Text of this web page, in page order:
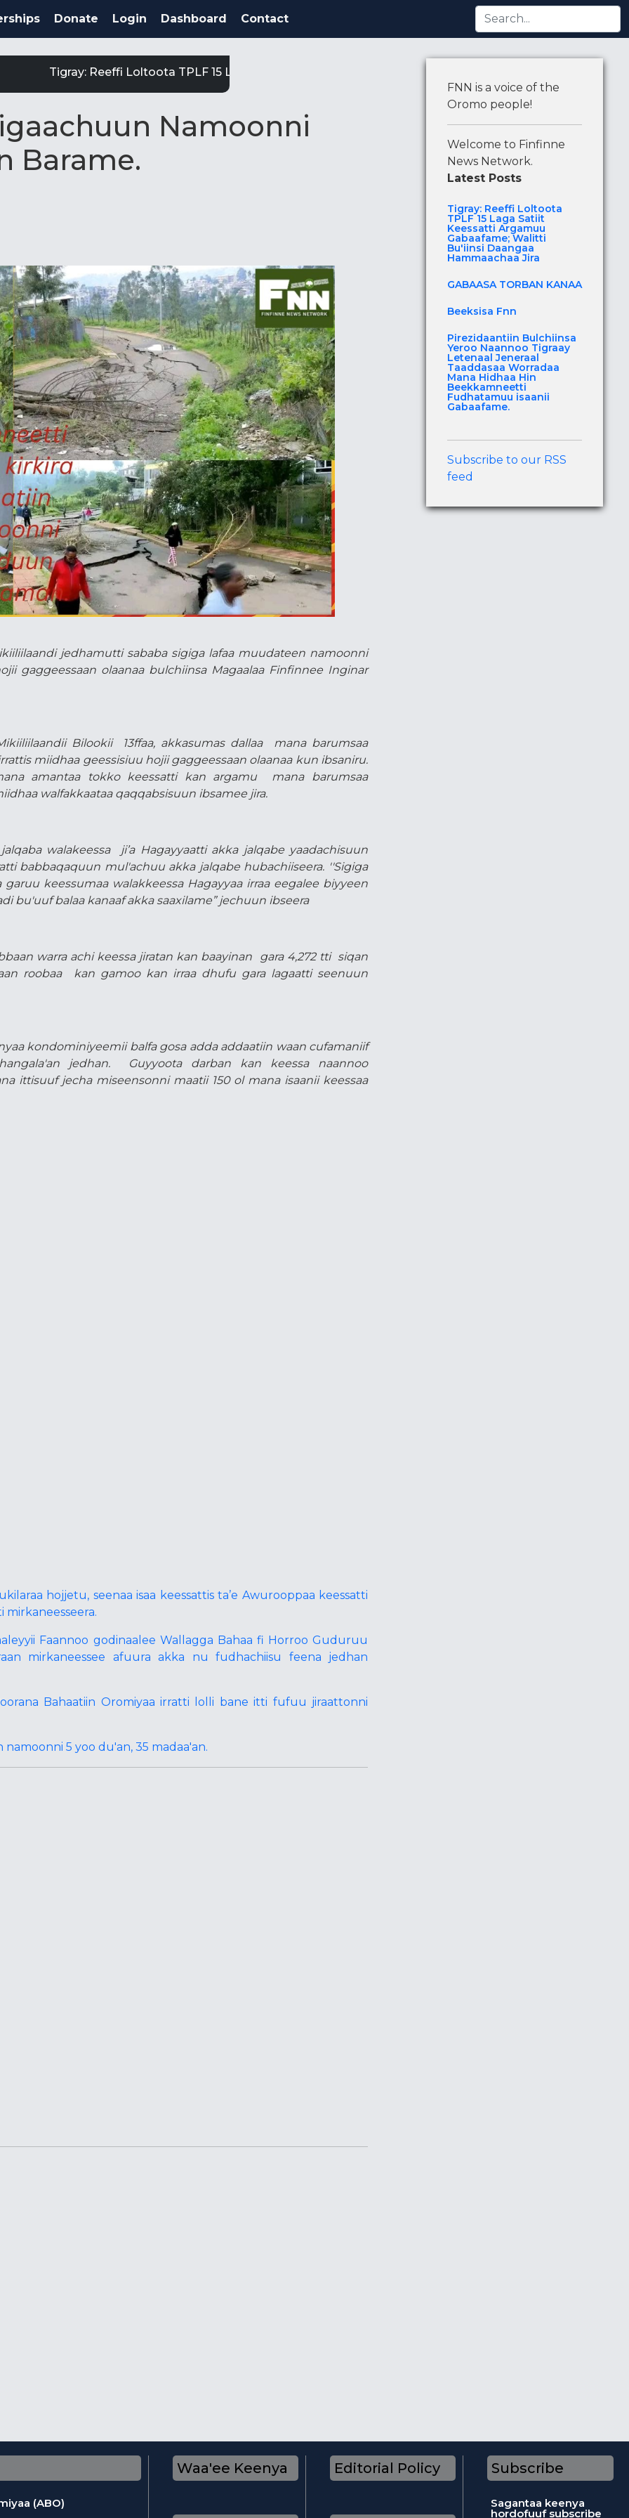
Donate Login Dashboard Contact
Tigray: Reeffi Loltoota TPLF 15 Laga Satiit Keessatti Argamuu Gabaafame; Walitti Bu'iinsi Daangaa
Namoonni
Barame.
jedhamutti sababa sigiga lafaa muudateen namoonni
gaggeessaan olaanaa bulchiinsa Magaalaa Finfinnee Inginar
Bilookii 13ffaa, akkasumas dallaa mana barumsaa
miidhaa geessisiuu hojii gaggeessaan olaanaa kun ibsaniru.
amantaa tokko keessatti kan argamu mana barumsaa
walfakkaataa qaqqabsisuun ibsamee jira.
walakeessa ji’a Hagayyaatti akka jalqabe yaadachisuun
babbaqaquun mul'achuu akka jalqabe hubachiiseera. ''Sigiga
garuu keessumaa walakkeessa Hagayyaa irraa eegalee biyyeen
bu'uuf balaa kanaaf akka saaxilame” jechuun ibseera
warra achi keessa jiratan kan baayinan gara 4,272 tti siqan
roobaa kan gamoo kan irraa dhufu gara lagaatti seenuun
kondominiyeemii balfa gosa adda addaatiin waan cufamaniif
jedhan. Guyyoota darban kan keessa naannoo
ittisuuf jecha miseensonni maatii 150 ol mana isaanii keessaa
hojjetu, seenaa isaa keessattis ta’e Awurooppaa keessatti
mirkaneesseera.
Faannoo godinaalee Wallagga Bahaa fi Horroo Guduruu
mirkaneessee afuura akka nu fudhachiisu feena jedhan
Bahaatiin Oromiyaa irratti lolli bane itti fufuu jiraattonni
5 yoo du'an, 35 madaa'an.
FNN is a voice of the
Oromo people!
Welcome to Finfinne
News Network.
Latest Posts
Tigray: Reeffi Loltoota
TPLF 15 Laga Satiit
Keessatti Argamuu
Gabaafame; Walitti
Bu'iinsi Daangaa
Hammaachaa Jira
GABAASA TORBAN KANAA
Beeksisa Fnn
Pirezidaantiin Bulchiinsa
Yeroo Naannoo Tigraay
Letenaal Jeneraal
Taaddasaa Worradaa
Mana Hidhaa Hin
Beekkamneetti
Fudhatamuu isaanii
Gabaafame.
Subscribe to our RSS
feed
(ABO)
Waa'ee Keenya Editorial Policy Subscribe
Sagantaa keenya
hordofuuf subscribe